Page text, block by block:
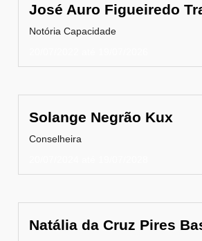
José Auro Figueiredo
Notória Capacidade
Solange Negrão Kux
Conselheira
Natália da Cruz Pires